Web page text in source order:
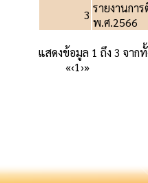
3 รายงานกา
พ.ศ.2566
แสดงข้อมูล 1 ถึง 3 จาก
«‹1›»